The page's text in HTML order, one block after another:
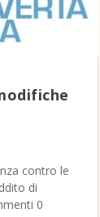
contro le
di
0